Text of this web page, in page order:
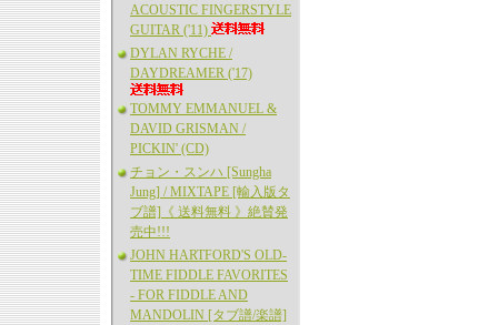
ACOUSTIC FINGERSTYLE
GUITAR ('11)
DYLAN RYCHE /
DAYDREAMER ('17)
TOMMY EMMANUEL &
DAVID GRISMAN /
PICKIN' (CD)
チョン・スンハ [Sungha
Jung] / MIXTAPE [輸入版タ
ブ譜]《 送料無料 》絶賛発
売中!!!
JOHN HARTFORD'S OLD-
TIME FIDDLE FAVORITES
- FOR FIDDLE AND
MANDOLIN [タブ譜/楽譜]